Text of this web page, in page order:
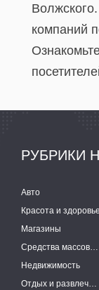
компаний
РУБРИКИ
Авто
Красота и здоровье
Магазины
Средства массовой информации
Недвижимость
Отдых и развлечения